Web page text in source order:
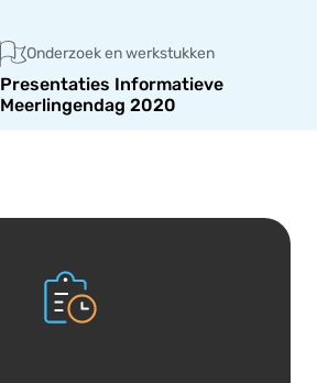
Onderzoek en werkstukken
Presentaties Informatieve
Meerlingendag 2020